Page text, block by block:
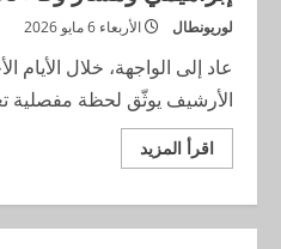
لوريونطال الأربعاء 6 مايو 2026
عاد إلى الواجهة، خلال الأيام
الأرشيف يوثّق لحظة مفصلية تعود
اقرأ المزيداقرأ
المزيد
الأرشيف
4
حكيم بنعبد الله
والجماعية محمد
الثلاثاء 31 أغسطس 2021
5
البركانية مريم
حتى في خرجاتها
لا برتغال كاين
مداخلة
السيد حكيم بن